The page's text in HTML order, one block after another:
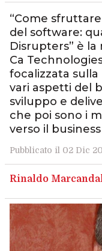
“Come
del software:
Disrupters” è la
Ca
focalizzata
vari aspetti del
sviluppo e
che poi sono i
verso il
Pubblicato il 02 Dic
Rinaldo